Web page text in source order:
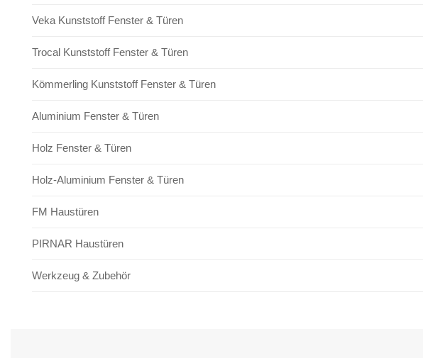
Veka Kunststoff Fenster & Türen
Trocal Kunststoff Fenster & Türen
Kömmerling Kunststoff Fenster & Türen
Aluminium Fenster & Türen
Holz Fenster & Türen
Holz-Aluminium Fenster & Türen
FM Haustüren
PIRNAR Haustüren
Werkzeug & Zubehör